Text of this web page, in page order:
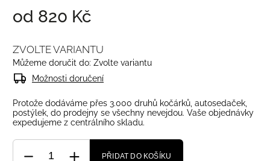
od 820 Kč
ZVOLTE VARIANTU
Můžeme doručit do: Zvolte variantu
Možnosti doručení
Protože dodáváme přes 3.000 druhů kočárků, autosedaček,
postýlek, do prodejny se všechny nevejdou. Vaše objednávky
expedujeme z centrálního skladu.
PŘIDAT DO KOŠÍKU